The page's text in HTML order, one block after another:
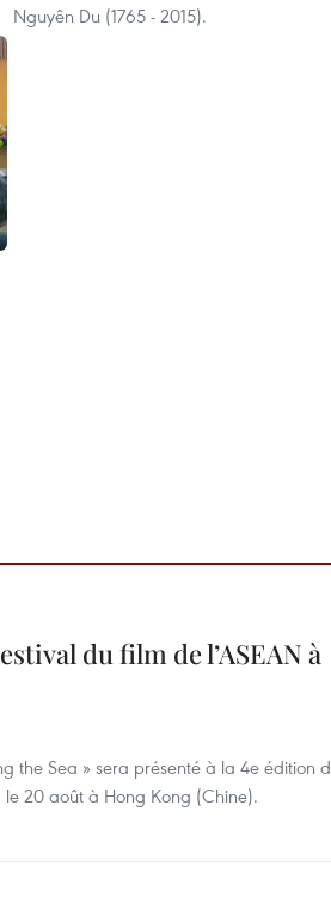
Nguyên Du (1765 - 2015).
du film de l’ASEAN à
the Sea » sera présenté à la 4e édition
le 20 août à Hong Kong (Chine).